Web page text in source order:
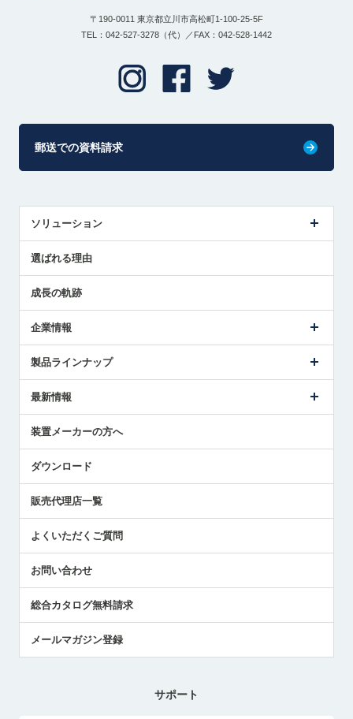
〒190-0011 東京都立川市高松町1-100-25-5F
TEL：042-527-3278（代）／FAX：042-528-1442
郵送での資料請求
ソリューション
解決策提案
選ばれる理由
成長の軌跡
企業情報
ごあいさつ
受賞履歴
採用情報
国/地域/言語
製品ラインナップ
ツールセッタ製品
エアマイクロセンサ製品
最新情報
メトロールの技術
社員ブログ
中小企業のBCP地震対策
センサのテクニカルガイド
社長ブログ
装置メーカーの方へ
ダウンロード
販売代理店一覧
よくいただくご質問
お問い合わせ
総合カタログ無料請求
メールマガジン登録
サポート